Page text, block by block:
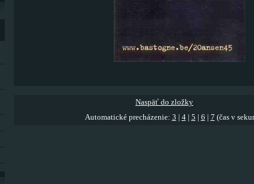
Naspäť do zložky
Automatické precházenie: 3 4| 5 6 7 (čas v